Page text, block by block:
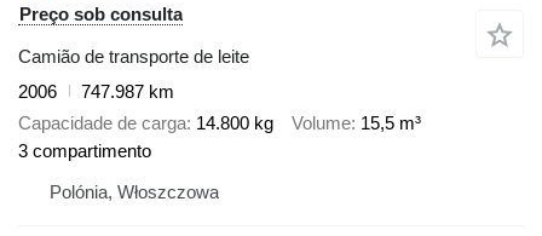
Preço sob consulta
Camião de transporte de leite
2006
747.987 km
Capacidade de carga 14.800 kg Volume 15,5 m³
3 compartimento
Polónia, Włoszczowa